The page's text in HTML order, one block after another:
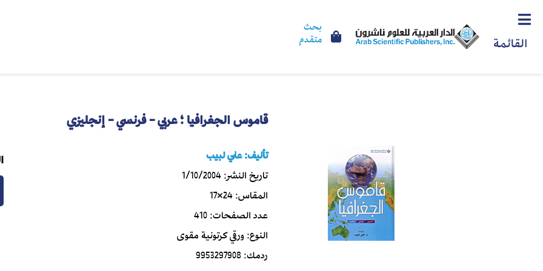
القائمة
بحث
متقدم
قاموس الجغرافيا ؛ عربي - فرنسي - إنجليزي
تأليف:علي لبيب
تاريخ النشر:1/10/2004
المقاس:24×17
عدد الصفحات:410
النوع:ورقي كرتونية مقوى
ردمك:9953297908